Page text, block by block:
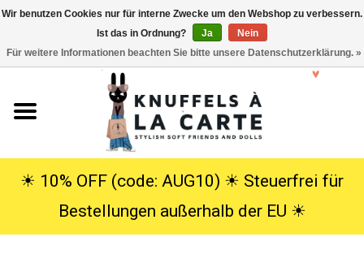
Kuscheltiere
☀︎ 10% OFF (code: AUG10) ☀︎ Steuerfrei für
Bestellungen außerhalb der EU ☀︎
Wir benutzen Cookies nur für interne Zwecke um den Webshop zu verbessern.
Ist das in Ordnung?
Ja
Nein
Für weitere Informationen beachten Sie bitte unsere Datenschutzerklärung. »